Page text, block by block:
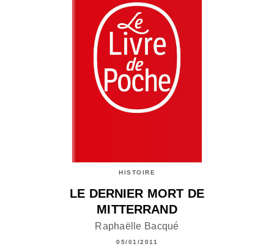
HISTOIRE
LE DERNIER MORT DE
MITTERRAND
Raphaëlle Bacqué
05/01/2011